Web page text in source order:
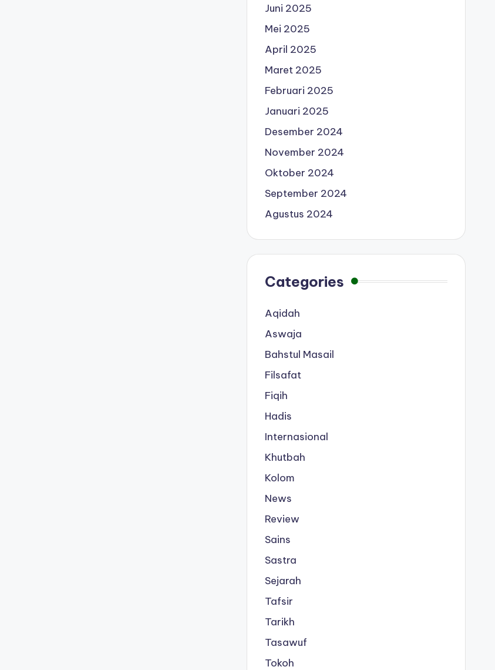
Juni 2025
Mei 2025
April 2025
Maret 2025
Februari 2025
Januari 2025
Desember 2024
November 2024
Oktober 2024
September 2024
Agustus 2024
Categories
Aqidah
Aswaja
Bahstul Masail
Filsafat
Fiqih
Hadis
Internasional
Khutbah
Kolom
News
Review
Sains
Sastra
Sejarah
Tafsir
Tarikh
Tasawuf
Tokoh